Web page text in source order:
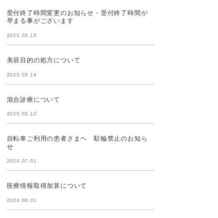
受付終了時間変更のお知らせ・受付終了時間が
早まる事がございます
2025.03.15
美容目的の処方について
2025.03.14
混合診療について
2025.03.12
自転車ご利用の患者さまヘ 駐輪禁止のお知ら
せ
2024.07.01
医療情報取得加算について
2024.06.01